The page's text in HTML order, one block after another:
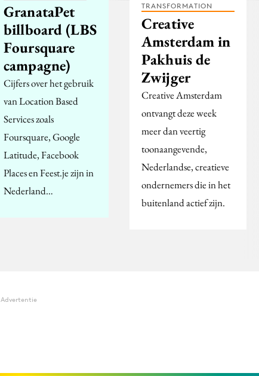
GranataPet
billboard (LBS
Foursquare
campagne)
Cijfers over het gebruik
van Location Based
Services zoals
Foursquare, Google
Latitude, Facebook
Places en Feest.je zijn in
Nederland…
TRANSFORMATION
Creative
Amsterdam in
Pakhuis de
Zwijger
Creative Amsterdam
ontvangt deze week
meer dan veertig
toonaangevende,
Nederlandse, creatieve
ondernemers die in het
buitenland actief zijn.
Advertentie